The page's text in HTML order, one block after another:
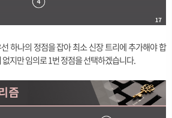
하나의 정점을 잡아 최소 신장 트리에 추가해야 합
지만 임의로 1번 정점을 선택하겠습니다.